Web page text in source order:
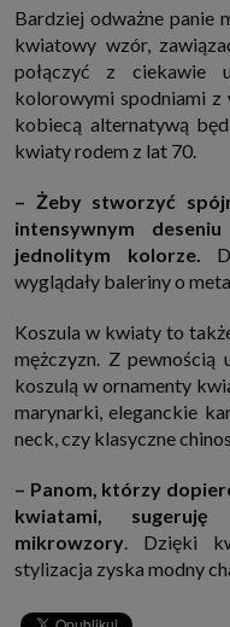
3. Za Twoją zgodą
Partnerzy oraz my dla
Cię reklamy (np. produktu,
ich przedstawiciele
danych związanych z
internetowymi. Udzielenie
udzielać, nie pozbawi Cię
możliwość ograniczenia
momencie.
przetwarzania, czyli w
cofnięcia, ograniczenia lub
tę zgodę, w przypadku
czas jej wykonywania i
(zwykle nie więcej niż 3
podstawą przetwarzania
Przekazywanie danych
Administratorzy danych
księgowym, agencjom
taki podmiot do
nich do własnych celów.
Na naszych stronach
np. cookie lub local
osobowych w celu
ruchu na stronach,
wykorzystują również
Partnerzy, którzy także chcą
Twoim urządzeniu
Bardziej odważne panie
kwiatowy wzór,
połączyć z ciekawie
kolorowymi spodniami z
kobiecą alternatywą
kwiaty rodem z lat 70.
– Żeby stworzyć
intensywnym
jednolitym kolorze.
wyglądały baleriny o
Koszula w kwiaty to
mężczyzn. Z
koszulą w ornamenty
marynarki, eleganckie
neck, czy klasyczne
– Panom, którzy
kwiatami, sugeruję
mikrowzory . Dzięki
stylizacja zyska modny